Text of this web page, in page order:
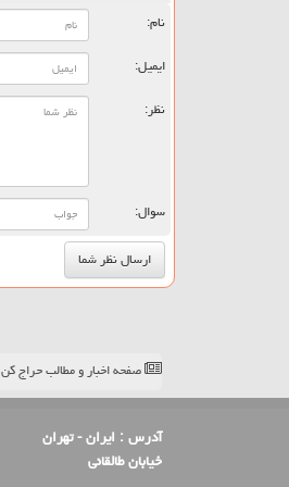
نام:
ایمیل:
نظر:
سوال:
صفحه اخبار و مطالب حراج کن
آدرس : ایران - تهران
خیابان طالقانی